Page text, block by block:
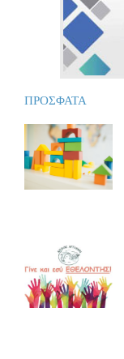
ΠΡΟΣΦΑΤΑ